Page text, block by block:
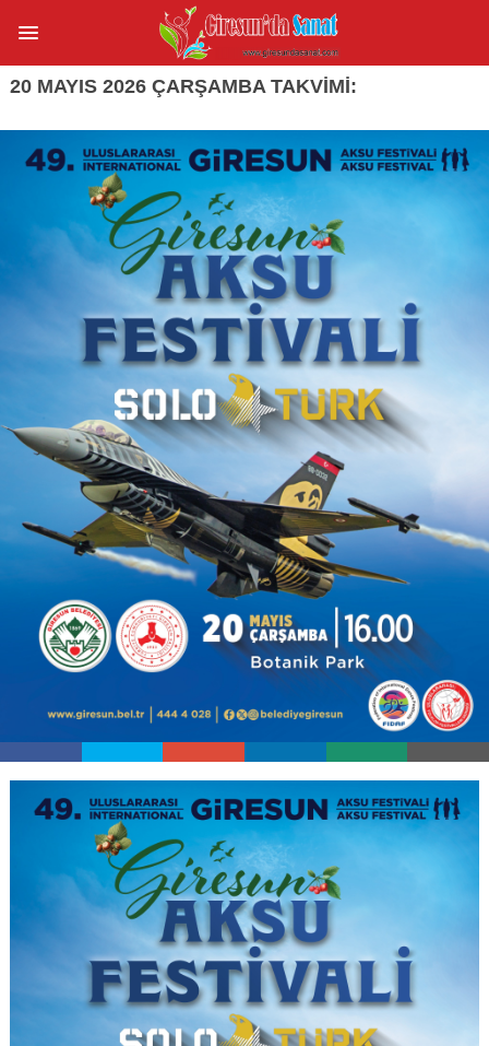
20 MAYIS 2026 ÇARŞAMBA TAKVIMI: